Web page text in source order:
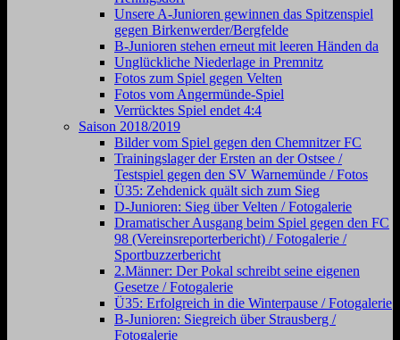
Unsere A-Junioren gewinnen das Spitzenspiel
gegen Birkenwerder/Bergfelde
B-Junioren stehen erneut mit leeren Händen da
Unglückliche Niederlage in Premnitz
Fotos zum Spiel gegen Velten
Fotos vom Angermünde-Spiel
Verrücktes Spiel endet 4:4
Saison 2018/2019
Bilder vom Spiel gegen den Chemnitzer FC
Trainingslager der Ersten an der Ostsee /
Testspiel gegen den SV Warnemünde / Fotos
Ü35: Zehdenick quält sich zum Sieg
D-Junioren: Sieg über Velten / Fotogalerie
Dramatischer Ausgang beim Spiel gegen den FC
98 (Vereinsreporterbericht) / Fotogalerie /
Sportbuzzerbericht
2.Männer: Der Pokal schreibt seine eigenen
Gesetze / Fotogalerie
Ü35: Erfolgreich in die Winterpause / Fotogalerie
B-Junioren: Siegreich über Strausberg /
Fotogalerie